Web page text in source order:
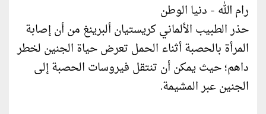
رام الله - دنيا الوطن
حذر الطبيب الألماني كريستيان ألبرينغ من أن إصابة
المرأة بالحصبة أثناء الحمل تعرض حياة الجنين لخطر
داهم؛ حيث يمكن أن تنتقل فيروسات الحصبة إلى
الجنين عبر المشيمة.